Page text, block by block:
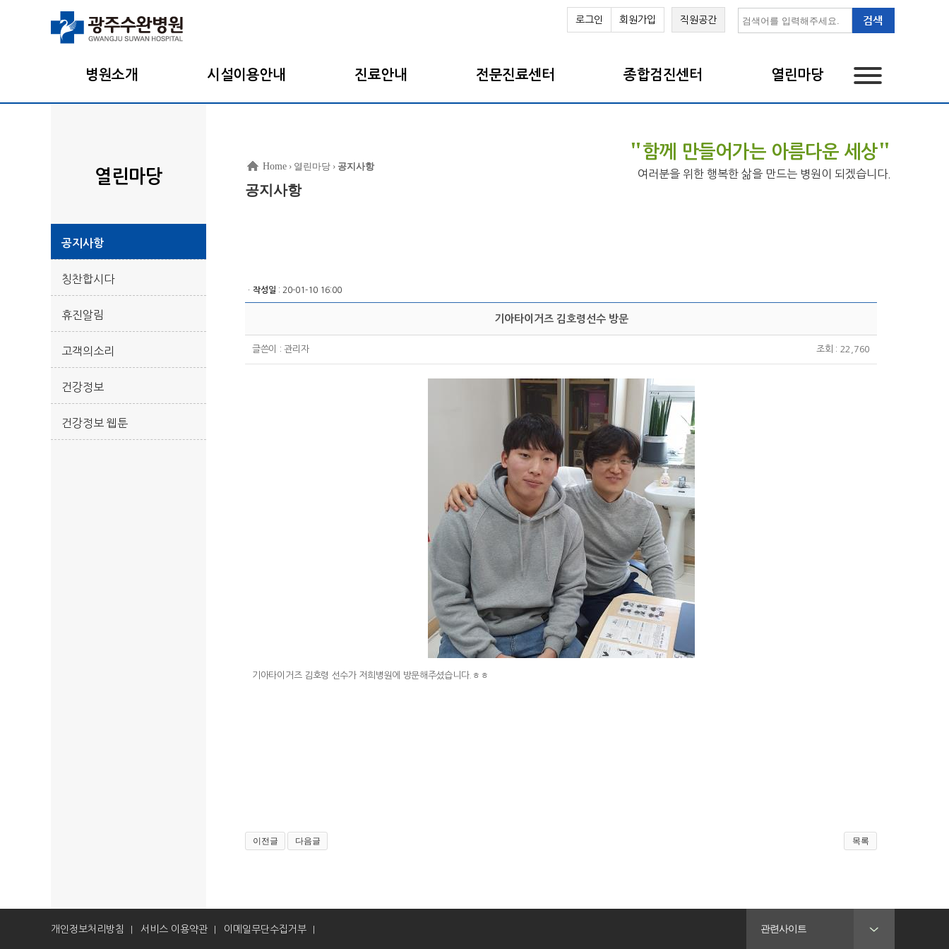
로그인 회원가입 직원공간
병원소개 시설이용안내 진료안내 전문진료센터 종합검진센터 열린마당
열린마당
공지사항
칭찬합시다
휴진알림
고객의소리
건강정보
건강정보 웹툰
"함께 만들어가는 아름다운 세상"
여러분을 위한 행복한 삶을 만드는 병원이 되겠습니다.
Home › 열린마당 › 공지사항
공지사항
ㆍ 작성일 : 20-01-10 16:00
기아타이거즈 김호령선수 방문
글쓴이 :관리자 조회 : 22,760
기아타이거즈 김호령 선수가 저희병원에 방문해주셨습니다.ㅎㅎ
이전글 다음글 목록
개인정보처리방침 서비스 이용약관 이메일무단수집거부 관련사이트